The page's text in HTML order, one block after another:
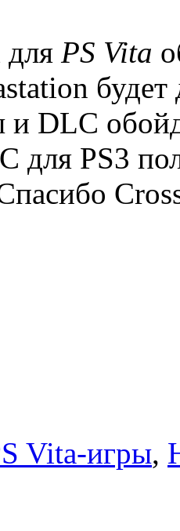
для PS Vita
будет
и DLC
для PS3
Vita-игры,